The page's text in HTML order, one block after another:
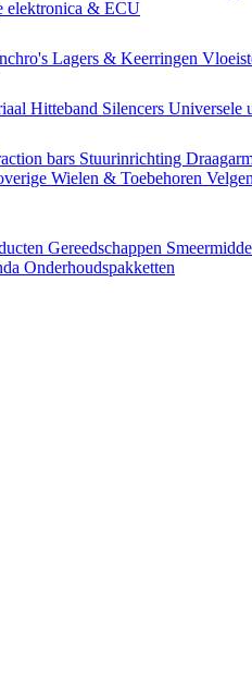
elektronica & ECU
Lagers & Keerringen
Hitteband Silencers Universele
bars Stuurinrichting
Wielen & Toebehoren
Gereedschappen
Onderhoudspakketten